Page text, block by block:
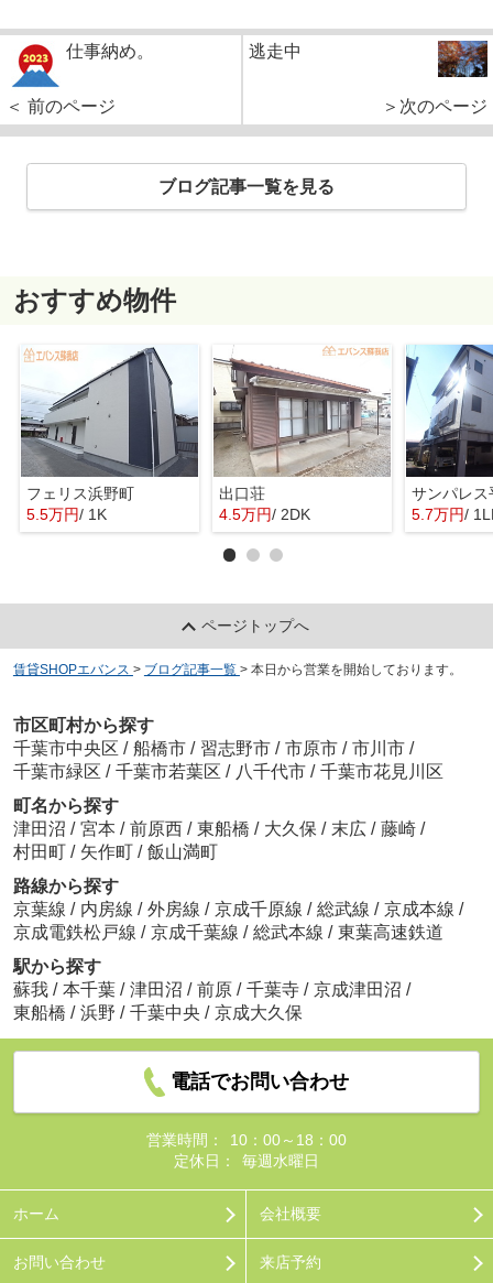
仕事納め。
＜ 前のページ
逃走中
＞次のページ
ブログ記事一覧を見る
おすすめ物件
フェリス浜野町
5.5万円/ 1K
出口荘
4.5万円/ 2DK
サンパレ
5.7万円/
ページトップへ
賃貸SHOPエバンス > ブログ記事一覧 > 本日から営業を開始しております。
市区町村から探す
千葉市中央区 / 船橋市 / 習志野市 / 市原市 / 市川市 /
千葉市緑区 / 千葉市若葉区 / 八千代市 / 千葉市花見川区
町名から探す
津田沼 / 宮本 / 前原西 / 東船橋 / 大久保 / 末広 / 藤崎 /
村田町 / 矢作町 / 飯山満町
路線から探す
京葉線 / 内房線 / 外房線 / 京成千原線 / 総武線 / 京成本線 /
京成電鉄松戸線 / 京成千葉線 / 総武本線 / 東葉高速鉄道
駅から探す
蘇我 / 本千葉 / 津田沼 / 前原 / 千葉寺 / 京成津田沼 /
東船橋 / 浜野 / 千葉中央 / 京成大久保
電話でお問い合わせ
営業時間：
10：00～18：00
定休日：
毎週水曜日
ホーム 会社概要
お問い合わせ 来店予約